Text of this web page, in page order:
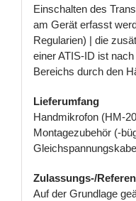
Einschalten des
am Gerät erfasst
Regularien) | die
einer ATIS-ID ist
Bereichs durch den
Lieferumfang
Handmikrofon (HM-
Montagezubehör (-
Zulassungs-/
Auf der Grundlage